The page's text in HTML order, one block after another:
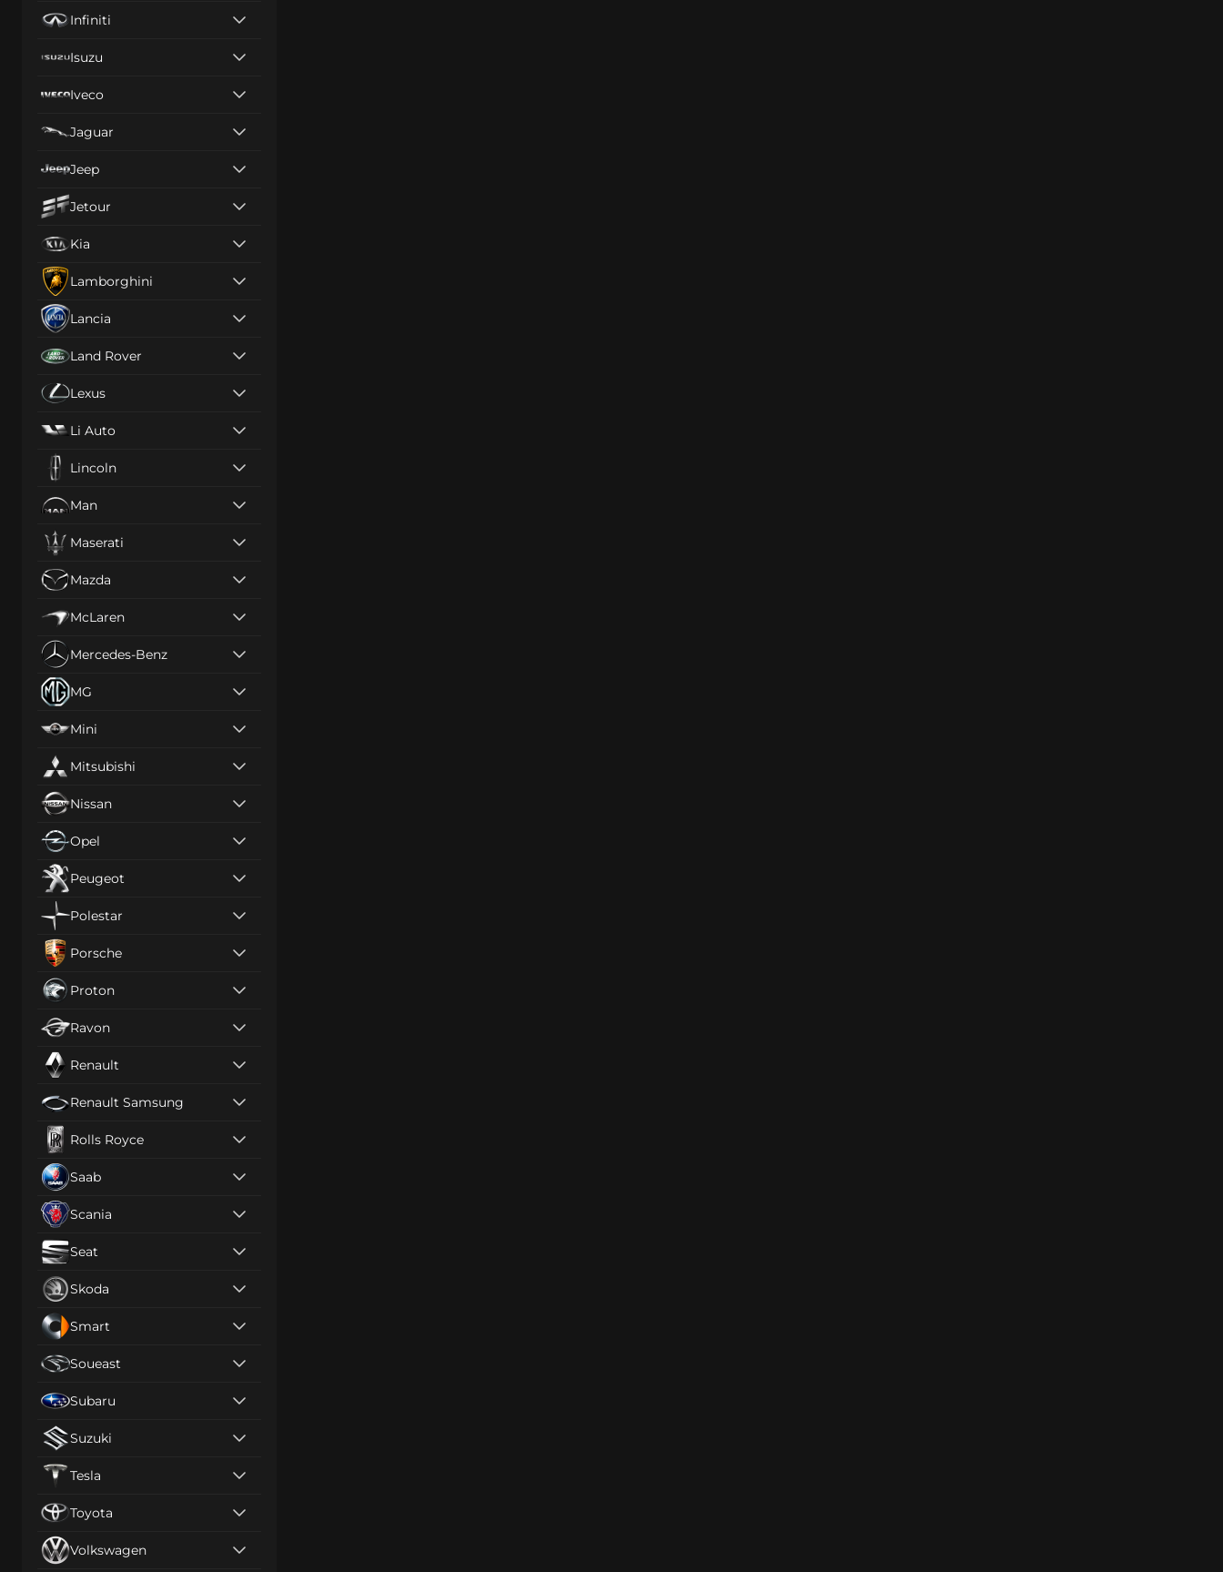
Infiniti
Isuzu
Iveco
Jaguar
Jeep
Jetour
Kia
Lamborghini
Lancia
Land Rover
Lexus
Li Auto
Lincoln
Man
Maserati
Mazda
McLaren
Mercedes-Benz
MG
Mini
Mitsubishi
Nissan
Opel
Peugeot
Polestar
Porsche
Proton
Ravon
Renault
Renault Samsung
Rolls Royce
Saab
Scania
Seat
Skoda
Smart
Soueast
Subaru
Suzuki
Tesla
Toyota
Volkswagen